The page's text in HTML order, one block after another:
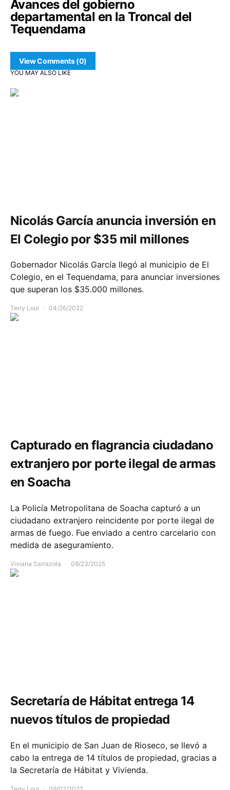
Avances del gobierno
departamental en la Troncal del
Tequendama
View Comments (0)
YOU MAY ALSO LIKE
Nicolás García anuncia inversión en
El Colegio por $35 mil millones
Gobernador Nicolás García llegó al municipio de El
Colegio, en el Tequendama, para anunciar inversiones
que superan los $35.000 millones.
Terry Loui 04/26/2022
Capturado en flagrancia ciudadano
extranjero por porte ilegal de armas
en Soacha
La Policía Metropolitana de Soacha capturó a un
ciudadano extranjero reincidente por porte ilegal de
armas de fuego. Fue enviado a centro carcelario con
medida de aseguramiento.
Viviana Sarrazola 09/23/2025
Secretaría de Hábitat entrega 14
nuevos títulos de propiedad
En el municipio de San Juan de Rioseco, se llevó a
cabo la entrega de 14 títulos de propiedad, gracias a
la Secretaría de Hábitat y Vivienda.